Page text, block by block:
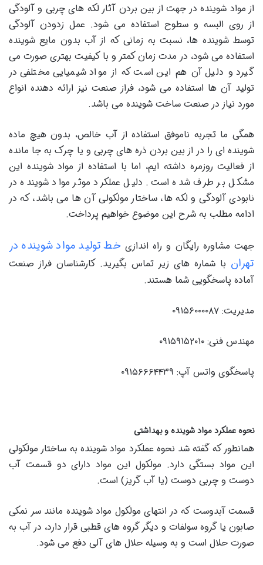
از مواد شوینده در جهت از بین بردن آثار لکه های چربی و آلودگی
از روی البسه و سطوح استفاده می شود. عمل زدودن آلودگی
توسط شوینده ها، نسبت به زمانی که از آب بدون مایع شوینده
استفاده می شود، در مدت زمان کمتر و با کیفیت بهتری صورت می
گیرد و دلیل آن هم این است که از مواد شیمیایی مختلفی در
تولید آن ها استفاده می شود، فراز صنعت نیز ارائه دهنده انواع
مورد نیاز در صنعت ساخت شوینده می باشد.
همگی ما تجربه ناموفق استفاده از آب خالص، بدون هیچ ماده
شوینده ای را در از بین بردن ذره های چربی و یا چرک به جا مانده
از فعالیت روزمره داشته ایم، اما با استفاده از مواد شوینده این
مشکل بر طرف شده است. دلیل عملکرد موثر مواد شوینده در
نابودی آلودگی و لکه ها، ساختار مولکولی آن ها می باشد، که در
ادامه مطلب به شرح این موضوع خواهیم پرداخت.
جهت مشاوره رایگان و راه اندازیخط تولید مواد شوینده در
تهران با شماره های زیر تماس بگیرید. کارشناسان فراز صنعت
آماده پاسخگویی شما هستند.
مدیریت: ۰۹۱۵۶۰۰۰۰۸۷
مهندس فنی: ۰۹۱۵۹۱۵۲۰۱۰
پاسخگوی واتس آپ: ۰۹۱۵۶۶۶۴۴۳۹
نحوه عملکرد مواد شوینده و بهداشتی
همانطور که گفته شد نحوه عملکرد مواد شوینده به ساختار مولکولی
این مواد بستگی دارد. مولکول این مواد دارای دو قسمت آب
دوست و چربی دوست (یا آب گریز) است.
قسمت آبدوست که در انتهای مولکول مواد شوینده مانند سر نمکی
صابون یا گروه سولفات و دیگر گروه های قطبی قرار دارد، در آب به
صورت حلال است و به وسیله حلال های آلی دفع می شود.